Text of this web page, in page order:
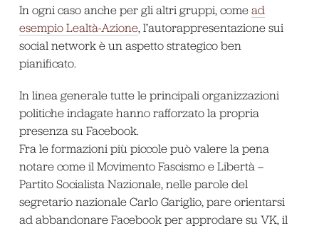
In ogni caso anche per gli altri gruppi, come ad
esempio Lealtà-Azione, l’autorappresentazione sui
social network è un aspetto strategico ben
pianificato.
In linea generale tutte le principali organizzazioni
politiche indagate hanno rafforzato la propria
presenza su Facebook.
Fra le formazioni più piccole può valere la pena
notare come il Movimento Fascismo e Libertà –
Partito Socialista Nazionale, nelle parole del
segretario nazionale Carlo Gariglio, pare orientarsi
ad abbandonare Facebook per approdare su VK, il